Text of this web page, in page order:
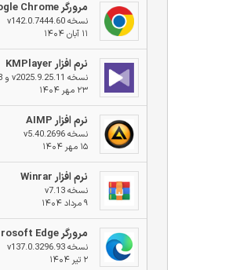
مرورگر Google Chrome
نسخه v142.0.7444.60
۱۱ آبان ۱۴۰۴
نرم افزار KMPlayer
نسخه v2025.9.25.11 و v4.2.3.28
۲۳ مهر ۱۴۰۴
نرم افزار AIMP
نسخه v5.40.2696
۱۵ مهر ۱۴۰۴
نرم افزار Winrar
نسخه v7.13
۹ مرداد ۱۴۰۴
مرورگر Microsoft Edge
نسخه v137.0.3296.93
۲ تیر ۱۴۰۴